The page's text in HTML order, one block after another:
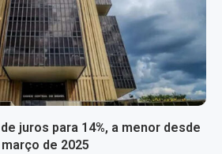
juros para 14%, a menor desde
março de 2025